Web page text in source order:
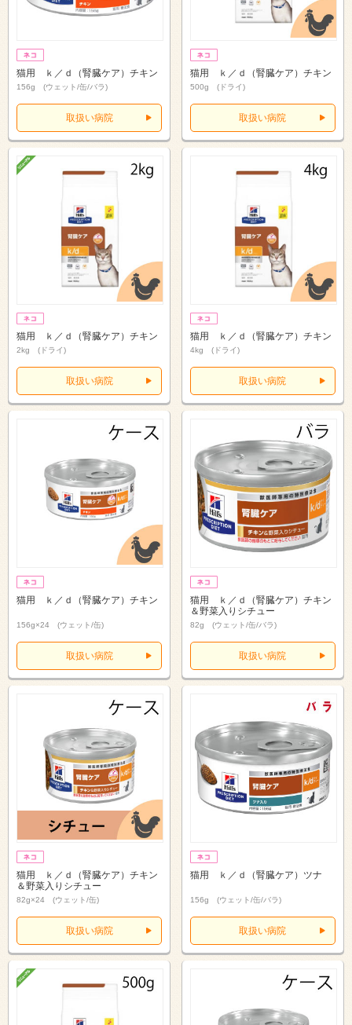
猫用 ｋ／ｄ（腎臓ケア）チキン
156g (ウェット/缶/バラ)
取扱い病院
猫用 ｋ／ｄ（腎臓ケア）チキン
500g (ドライ)
取扱い病院
猫用 ｋ／ｄ（腎臓ケア）チキン
2kg (ドライ)
取扱い病院
猫用 ｋ／ｄ（腎臓ケア）チキン
4kg (ドライ)
取扱い病院
猫用 ｋ／ｄ（腎臓ケア）チキン
156g×24 (ウェット/缶)
取扱い病院
猫用 ｋ／ｄ（腎臓ケア）チキン
＆野菜入りシチュー
82g (ウェット/缶/バラ)
取扱い病院
猫用 ｋ／ｄ（腎臓ケア）チキン
＆野菜入りシチュー
82g×24 (ウェット/缶)
取扱い病院
猫用 ｋ／ｄ（腎臓ケア）ツナ
156g (ウェット/缶/バラ)
取扱い病院